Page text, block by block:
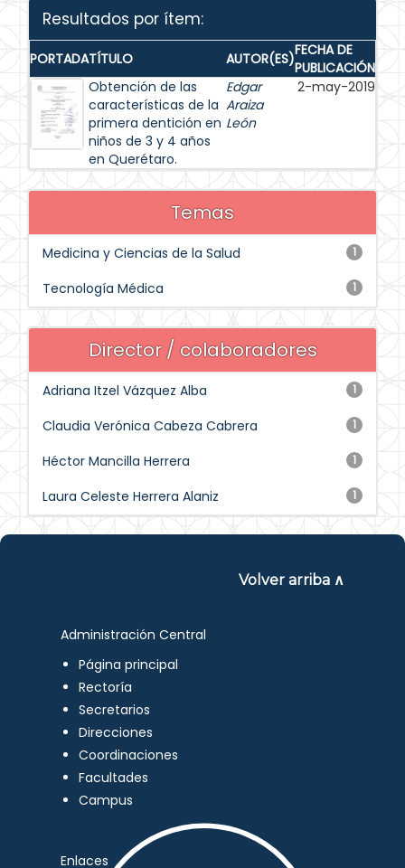
Resultados por ítem:
PORTADATÍTULO AUTOR(ES)FECHA DE
PUBLICACIÓN
Obtención de las
características de la
primera dentición en
niños de 3 y 4 años
en Querétaro.
Edgar
Araiza
León
2-may-2019
Temas
1
Medicina y Ciencias de la Salud
1
Tecnología Médica
Director / colaboradores
1
Adriana Itzel Vázquez Alba
1
Claudia Verónica Cabeza Cabrera
1
Héctor Mancilla Herrera
1
Laura Celeste Herrera Alaniz
Volver arriba ∧
Administración Central
Página principal
Rectoría
Secretarios
Direcciones
Coordinaciones
Facultades
Campus
Enlaces